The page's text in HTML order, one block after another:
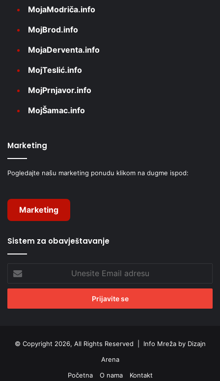
MojaModriča.info
MojBrod.info
MojaDerventa.info
MojTeslić.info
MojPrnjavor.info
MojŠamac.info
Marketing
Pogledajte našu marketing ponudu klikom na dugme ispod:
Marketing
Sistem za obavještavanje
Unesite
Email
adresu
© Copyright 2026, All Rights Reserved | Info Mreža by Dizajn
Arena
Početna
O nama Kontakt